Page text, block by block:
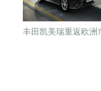
丰田凯美瑞重返欧洲